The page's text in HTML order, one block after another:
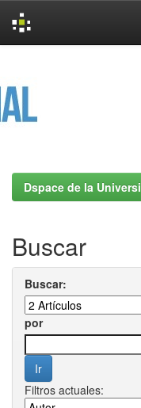
Dspace de la
Buscar
Buscar:
por
Filtros actuales: